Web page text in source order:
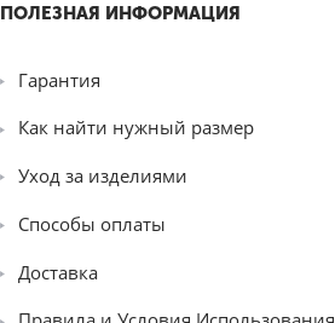
ПОЛЕЗНАЯ ИНФОРМАЦИЯ
Гарантия
Как найти нужный размер
Уход за изделиями
Способы оплаты
Доставка